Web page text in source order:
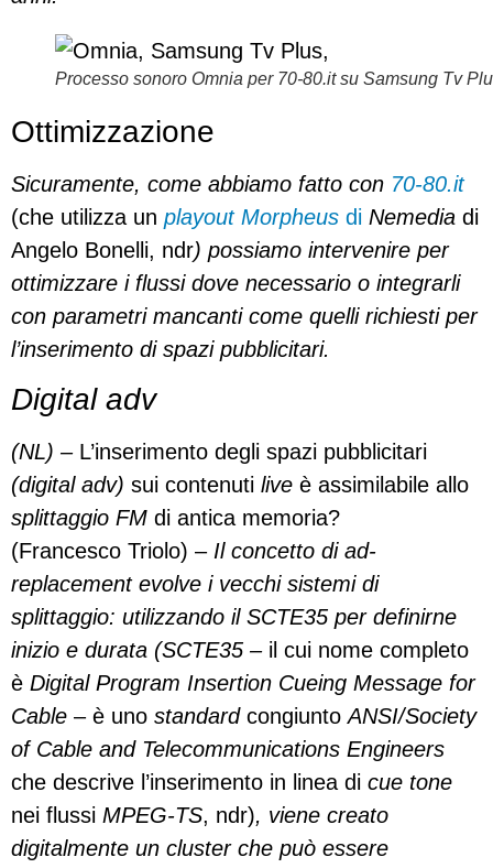
Processo sonoro Omnia per 70-80.itsu Samsung Tv
Ottimizzazione
Sicuramente, come abbiamo fatto con 70-80.it
(che utilizza un playout Morpheus di Nemedia di
Angelo Bonelli, ndr) possiamo intervenire per
ottimizzare i flussi dove necessario o integrarli
con parametri mancanti come quelli richiesti per
l’inserimento di spazi pubblicitari.
Digital adv
(NL) –L’inserimento degli spazi pubblicitari
(digital adv) sui contenuti live è assimilabile allo
splittaggio FM di antica memoria?
(Francesco Triolo) – Il concetto di ad-
replacement evolve i vecchi sistemi di
splittaggio: utilizzando il SCTE35 per definirne
inizio e durata (SCTE35 –il cui nome completo
è Digital Program Insertion Cueing Message for
Cable – è uno standardcongiuntoANSI/Society
of Cable and Telecommunications Engineers
che descrive l’inserimento in linea di cue tone
nei flussi MPEG-TS, ndr), viene creato
digitalmente un cluster che può essere